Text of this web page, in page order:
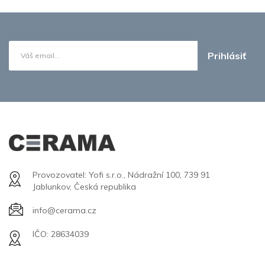
Prihlásiť
Provozovatel: Yofi s.r.o., Nádražní 100, 739 91
Jablunkov, Česká republika
info@cerama.cz
IČO: 28634039